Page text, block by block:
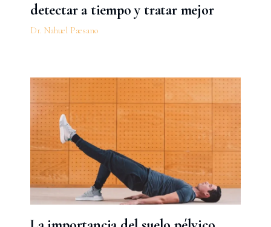
detectar a tiempo y tratar mejor
Dr. Nahuel Paesano